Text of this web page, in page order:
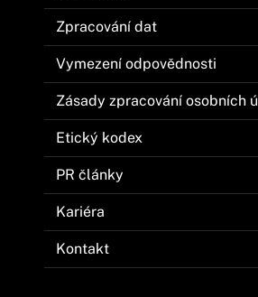
Zpracování dat
Vymezení odpovědnosti
Zásady zpracování osobních
Etický kodex
PR články
Kariéra
Kontakt